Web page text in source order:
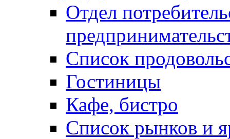
Отдел
Список
Гостиницы
Кафе, бистро
Cписок рынков и